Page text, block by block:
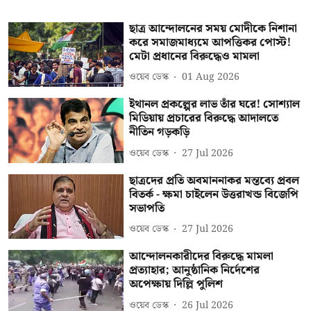
ছাত্র আন্দোলনের সময় মোদীকে নিশানা
করে সমাজমাধ্যমে আপত্তিকর পোস্ট!
মেটা প্রধানের বিরুদ্ধেও মামলা
ওয়েব ডেস্ক 01 Aug 2026
ইথানল প্রকল্পের লাভ তাঁর ঘরে! সোশ্যাল
মিডিয়ায় প্রচারের বিরুদ্ধে আদালতে
নীতিন গড়কড়ি
ওয়েব ডেস্ক 27 Jul 2026
ছাত্রদের প্রতি অবমাননাকর মন্তব্যে প্রবল
বিতর্ক - ক্ষমা চাইলেন উত্তরাখন্ড বিজেপি
সভাপতি
ওয়েব ডেস্ক 27 Jul 2026
আন্দোলনকারীদের বিরুদ্ধে মামলা
প্রত্যাহার; আনুষ্ঠানিক নির্দেশের
অপেক্ষায় দিল্লি পুলিশ
ওয়েব ডেস্ক 26 Jul 2026